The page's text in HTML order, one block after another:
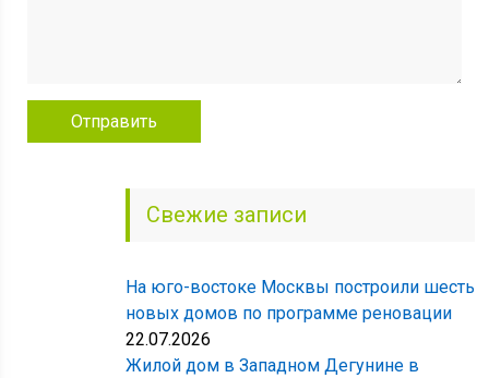
Свежие записи
На юго-востоке Москвы построили шесть
новых домов по программе реновации
22.07.2026
Жилой дом в Западном Дегунине в